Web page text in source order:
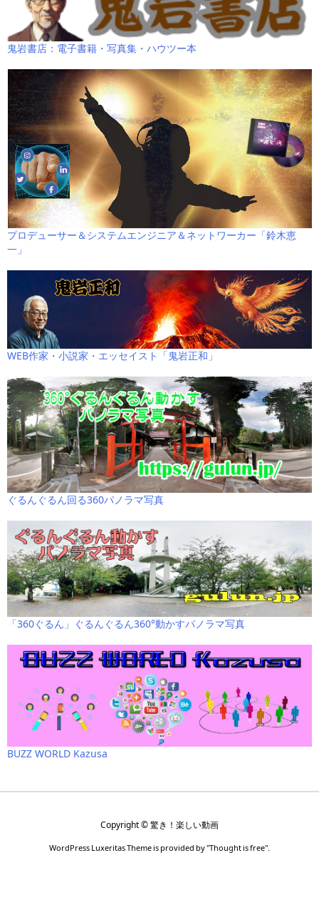
鬼岩書店：電子書籍・写真集・ハウツー本
プロデューサー＆システムエンジニア＆ネットワーカー「鈴木恵
一」
WEB作家・小説家・エッセイスト「鬼岩正和」
ぐるんぐるん回る360パノラマ写真
「360ぐるん」ぐるんぐるん360°動かすパノラマ写真
BUZZ WORLD Kazusa
Copyright ©驚き！楽しい動画
WordPress Luxeritas Theme is provided by "Thought is free".